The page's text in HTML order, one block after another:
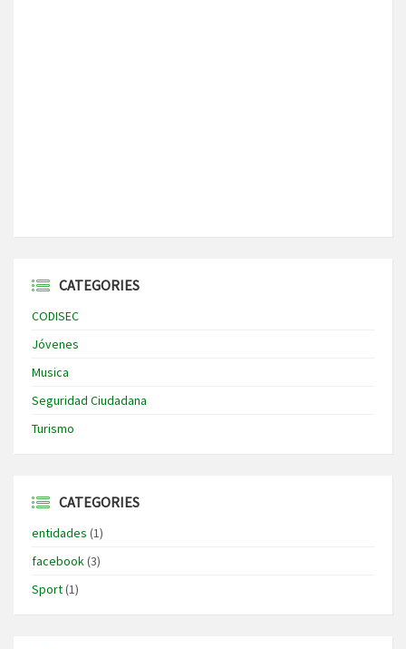
CATEGORIES
CODISEC
Jóvenes
Musica
Seguridad Ciudadana
Turismo
CATEGORIES
entidades (1)
facebook(3)
Sport(1)